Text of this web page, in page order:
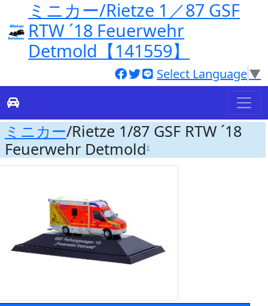
ミニカー/Rietze 1／87 GSF
RTW ´18 Feuerwehr
Detmold【141559】
Select Language▼
ミニカー/Rietze 1/87 GSF RTW ´18
Feuerwehr Detmold†